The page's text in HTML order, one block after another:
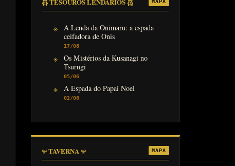
MAPA
A Lenda da Onimaru: a espada
ceifadora de Onis
17/06
Os Mistérios da Kusanagi no
Tsurugi
05/06
A Espada do Papai Noel
02/06
𖥬 TAVERNA 𖥬 MAPA